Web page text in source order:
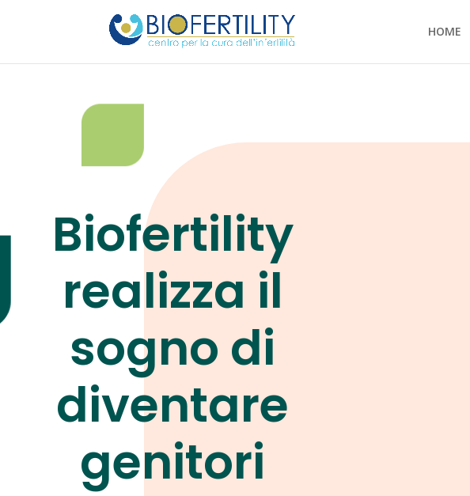
HOME
Biofertility
realizza il
sogno di
diventare
genitori